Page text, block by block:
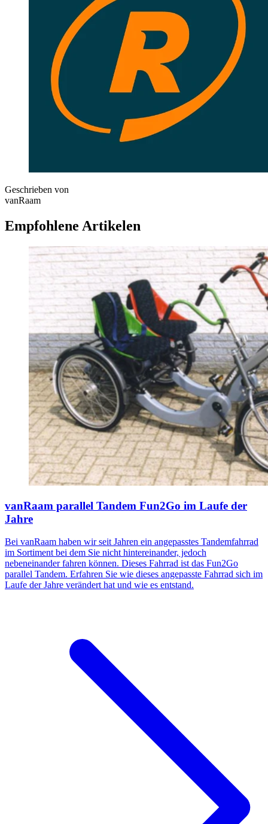
Geschrieben von
vanRaam
Empfohlene Artikelen
vanRaam parallel Tandem Fun2Go im Laufe der
Jahre
Bei vanRaam haben wir seit Jahren ein angepasstes Tandemfahrrad
im Sortiment bei dem Sie nicht hintereinander, jedoch
nebeneinander fahren können. Dieses Fahrrad ist das Fun2Go
parallel Tandem. Erfahren Sie wie dieses angepasste Fahrrad sich im
Laufe der Jahre verändert hat und wie es entstand.